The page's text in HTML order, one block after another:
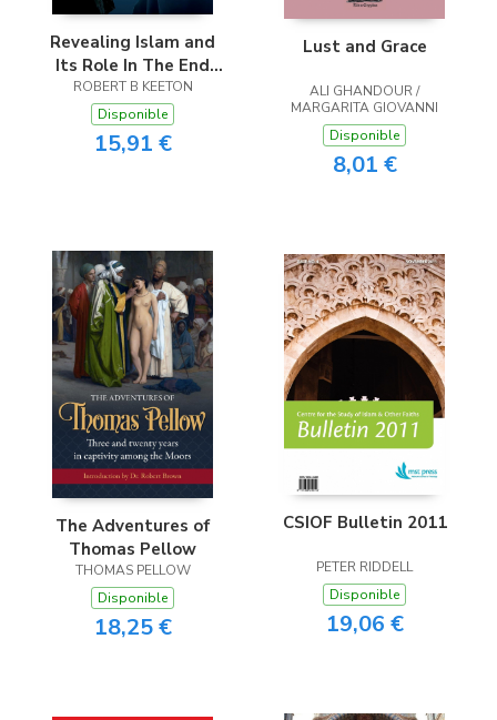
Revealing Islam and
Its Role In The End
Times
ROBERT B KEETON
Disponible
15,91 €
Lust and Grace
ALI GHANDOUR /
MARGARITA GIOVANNI
Disponible
8,01 €
The Adventures of
Thomas Pellow
THOMAS PELLOW
Disponible
18,25 €
CSIOF Bulletin 2011
PETER RIDDELL
Disponible
19,06 €